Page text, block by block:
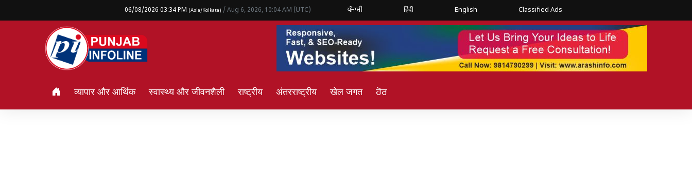
06/08/2026 03:34 PM (Asia/Kolkata) / Aug 6, 2026, 10:04 AM (UTC) ਪੰਜਾਬੀ हिंदी English Classified Ads
व्यापार और आर्थिक स्वास्थ्य और जीवनशैली राष्ट्रीय अंतरराष्ट्रीय खेल जगत ਹੋਰ